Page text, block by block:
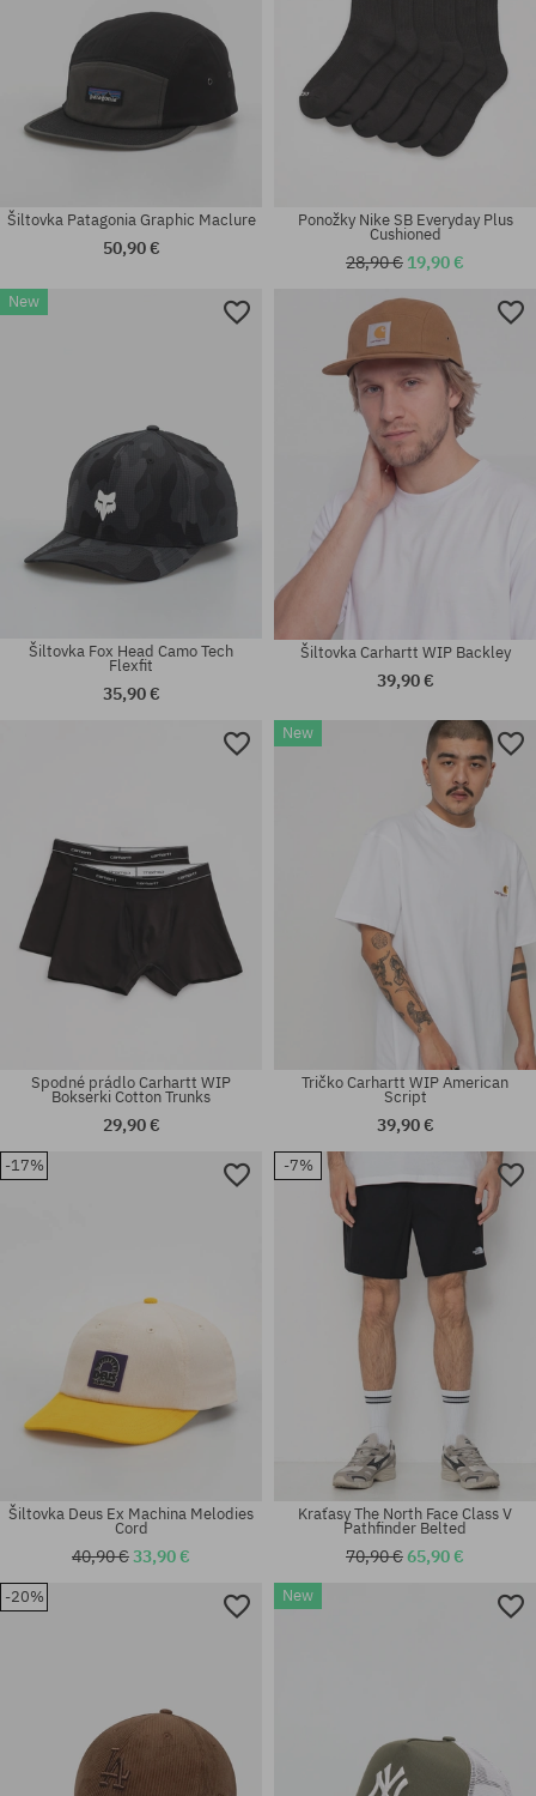
Dostupné veľkosti:
Dostupné veľkosti:
Šiltovka Patagonia Graphic Maclure
50,90 €
Dostupné veľkosti:
Ponožky Nike SB Everyday Plus
Cushioned
28,90 € 19,90 €
New
Dostupné veľkosti:
Šiltovka Fox Head Camo Tech
Flexfit
35,90 €
univerzálna veľkosť
Šiltovka Carhartt WIP Backley
39,90 €
Dostupné veľkosti:
Spodné prádlo Carhartt WIP
Bokserki Cotton Trunks
29,90 €
New
Dostupné veľkosti:
Tričko Carhartt WIP American
Script
39,90 €
-17%
Šiltovka Deus Ex Machina Melodies
Cord
40,90 €33,90 €
-7%
Kraťasy The North Face Class V
Pathfinder Belted
70,90 €65,90 €
-20% New